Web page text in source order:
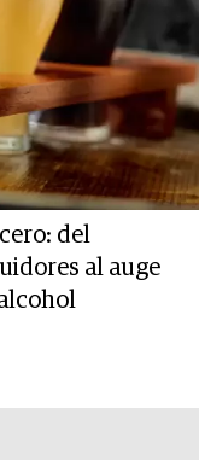
del
al auge